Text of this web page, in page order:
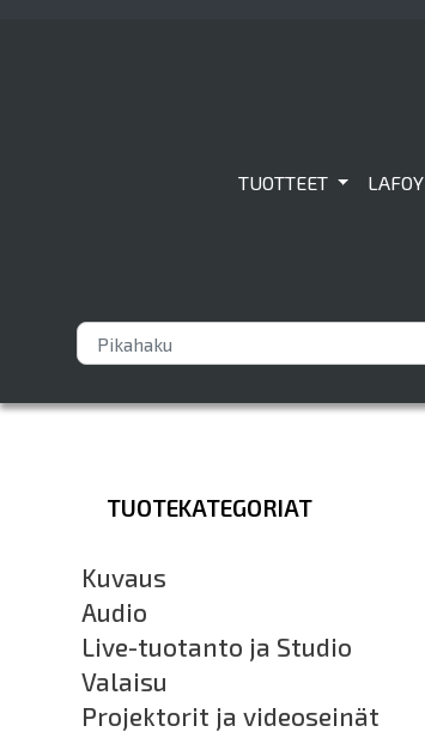
TUOTTEET
TUOTEKATEGORIAT
Kuvaus
Audio
Live-tuotanto ja Studio
Valaisu
Projektorit ja videoseinät